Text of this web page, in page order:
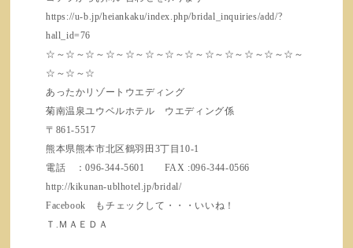
https://u-b.jp/heiankaku/index.php/bridal_inquiries/add/?
hall_id=76
☆～☆～☆～☆～☆～☆～☆～☆～☆～☆～☆～☆～☆～
☆～☆～☆
あったかリゾートウエディング
菊南温泉ユウベルホテル ウエディング係
〒861-5517
熊本県熊本市北区鶴羽田3丁目10-1
電話 ：096-344-5601 FAX :096-344-0566
http://kikunan-ublhotel.jp/bridal/
Facebook もチェックして・・・いいね！
Ｔ.ＭＡＥＤＡ